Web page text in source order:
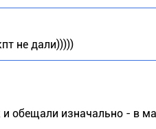
не дали)))))
и обещали изначально - в